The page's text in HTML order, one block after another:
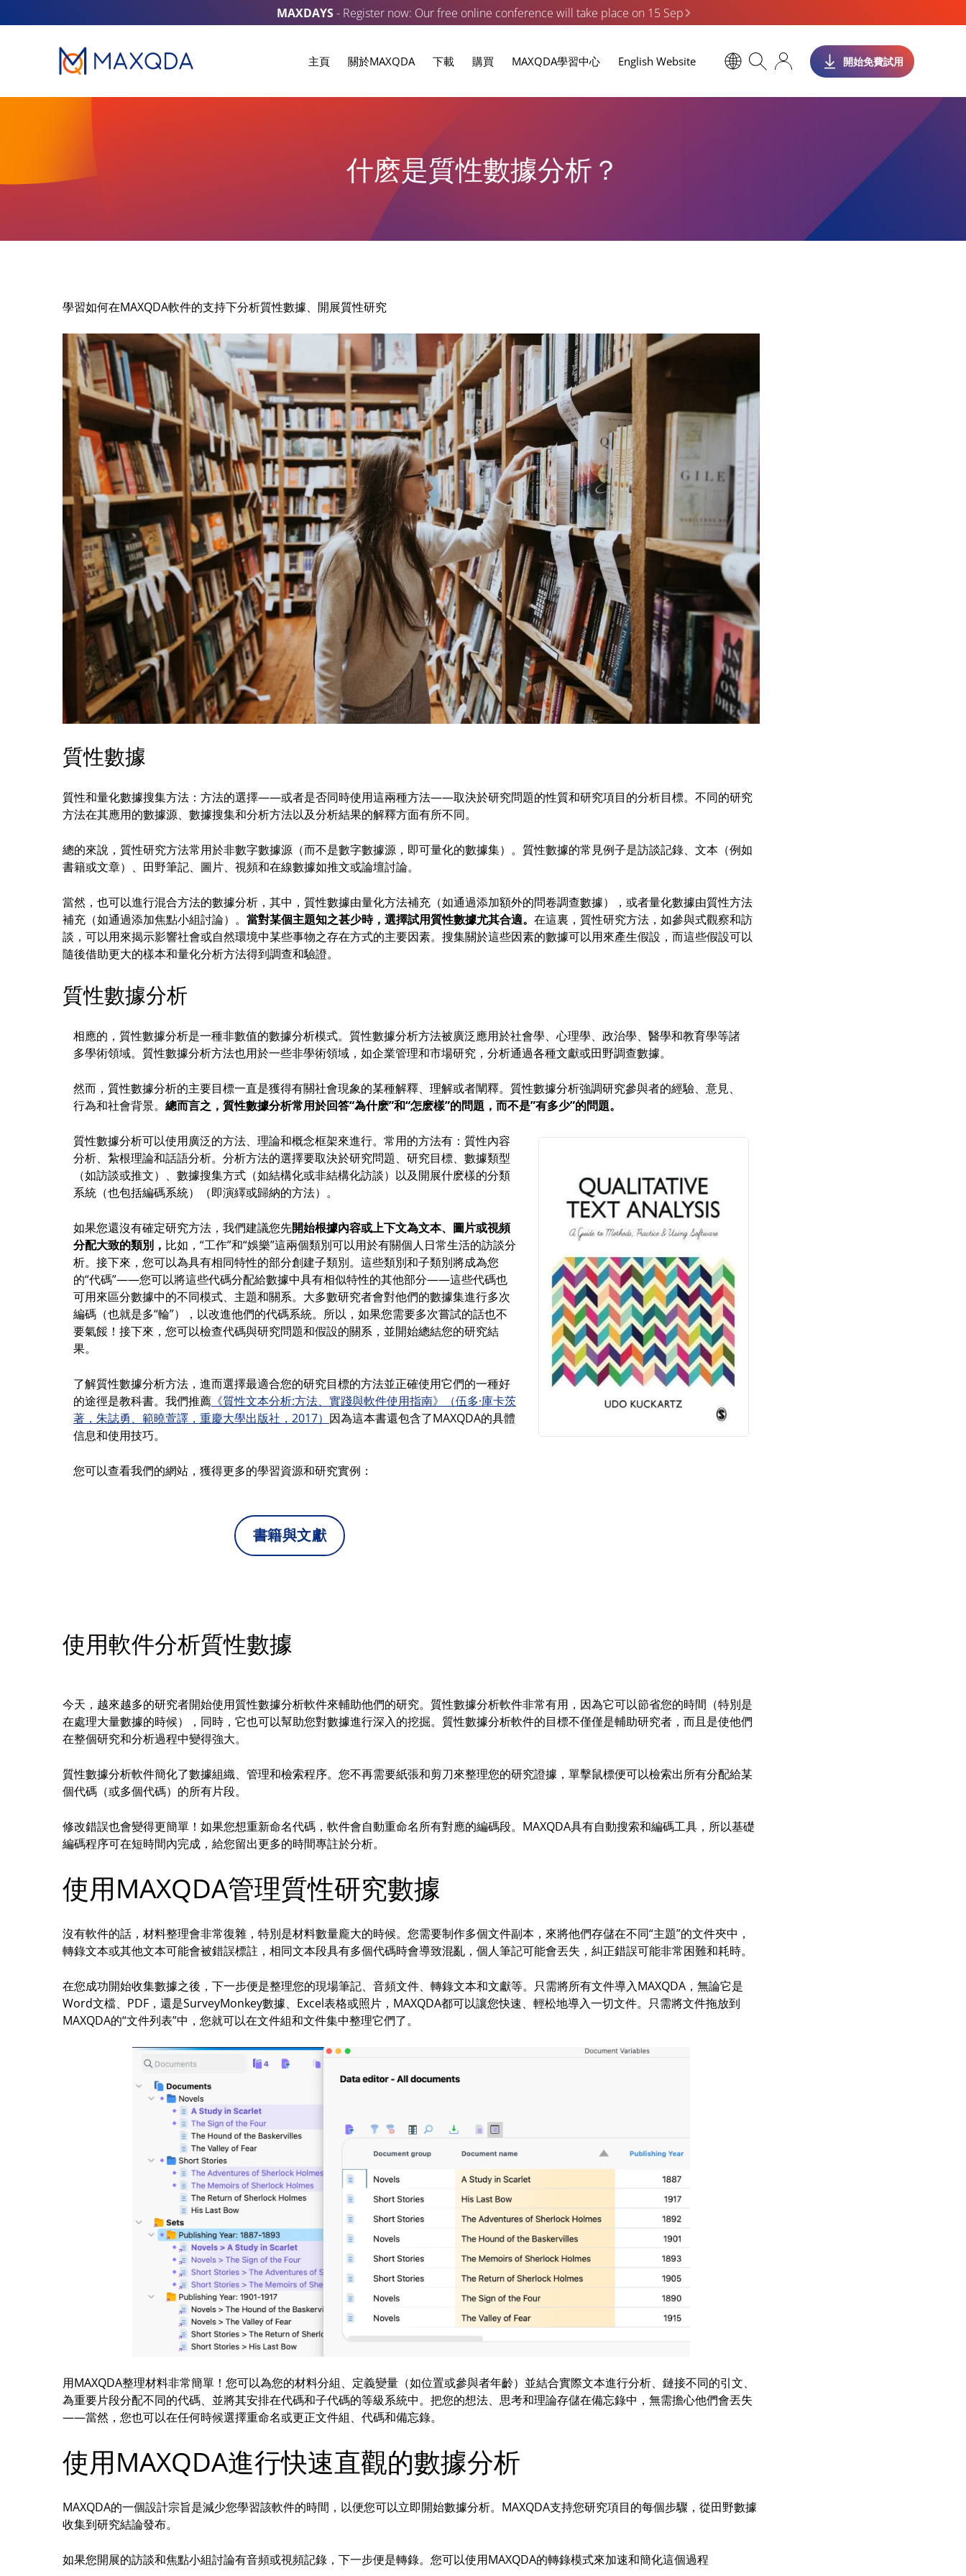
MAXDAYS- Register now: Our free online conference will take place on 15 Sep
主頁 關於MAXQDA 下載 購買 MAXQDA學習中心 English Website 開始免費試用
什麽是質性數據分析？
學習如何在MAXQDA軟件的支持下分析質性數據、開展質性研究
質性數據
質性和量化數據搜集方法：方法的選擇——或者是否同時使用這兩種方法——取決於研究問題的性質和研究項目的分析目標。不同的研究
方法在其應用的數據源、數據搜集和分析方法以及分析結果的解釋方面有所不同。
總的來說，質性研究方法常用於非數字數據源（而不是數字數據源，即可量化的數據集）。質性數據的常見例子是訪談記錄、文本（例如
書籍或文章）、田野筆記、圖片、視頻和在線數據如推文或論壇討論。
當然，也可以進行混合方法的數據分析，其中，質性數據由量化方法補充（如通過添加額外的問卷調查數據），或者量化數據由質性方法
補充（如通過添加焦點小組討論）。 當對某個主題知之甚少時，選擇試用質性數據尤其合適。 在這裏，質性研究方法，如參與式觀察和訪
談，可以用來揭示影響社會或自然環境中某些事物之存在方式的主要因素。搜集關於這些因素的數據可以用來產生假設，而這些假設可以
隨後借助更大的樣本和量化分析方法得到調查和驗證。
質性數據分析
相應的，質性數據分析是一種非數值的數據分析模式。質性數據分析方法被廣泛應用於社會學、心理學、政治學、醫學和教育學等諸
多學術領域。質性數據分析方法也用於一些非學術領域，如企業管理和市場研究，分析通過各種文獻或田野調查數據。
然而，質性數據分析的主要目標一直是獲得有關社會現象的某種解釋、理解或者闡釋。質性數據分析強調研究參與者的經驗、意見、
行為和社會背景。 總而言之，質性數據分析常用於回答“為什麽”和“怎麽樣”的問題，而不是”有多少”的問題。
質性數據分析可以使用廣泛的方法、理論和概念框架來進行。常用的方法有：質性內容
分析、紮根理論和話語分析。分析方法的選擇要取決於研究問題、研究目標、數據類型
（如訪談或推文）、數據搜集方式（如結構化或非結構化訪談）以及開展什麽樣的分類
系統（也包括編碼系統）（即演繹或歸納的方法）。
如果您還沒有確定研究方法，我們建議您先開始根據內容或上下文為文本、圖片或視頻
分配大致的類別， 比如，“工作”和“娛樂”這兩個類別可以用於有關個人日常生活的訪談分
析。接下來，您可以為具有相同特性的部分創建子類別。這些類別和子類別將成為您
的“代碼”——您可以將這些代碼分配給數據中具有相似特性的其他部分——這些代碼也
可用來區分數據中的不同模式、主題和關系。大多數研究者會對他們的數據集進行多次
編碼（也就是多“輪”），以改進他們的代碼系統。所以，如果您需要多次嘗試的話也不
要氣餒！接下來，您可以檢查代碼與研究問題和假設的關系，並開始總結您的研究結
果。
了解質性數據分析方法，進而選擇最適合您的研究目標的方法並正確使用它們的一種好
的途徑是教科書。我們推薦 《質性文本分析:方法、實踐與軟件使用指南》（伍多·庫卡茨
著，朱誌勇、範曉萱譯，重慶大學出版社，2017） 因為這本書還包含了MAXQDA的具體
信息和使用技巧。
您可以查看我們的網站，獲得更多的學習資源和研究實例：
書籍與文獻
使用軟件分析質性數據
今天，越來越多的研究者開始使用質性數據分析軟件來輔助他們的研究。質性數據分析軟件非常有用，因為它可以節省您的時間（特別是
在處理大量數據的時候），同時，它也可以幫助您對數據進行深入的挖掘。質性數據分析軟件的目標不僅僅是輔助研究者，而且是使他們
在整個研究和分析過程中變得強大。
質性數據分析軟件簡化了數據組織、管理和檢索程序。您不再需要紙張和剪刀來整理您的研究證據，單擊鼠標便可以檢索出所有分配給某
個代碼（或多個代碼）的所有片段。
修改錯誤也會變得更簡單！如果您想重新命名代碼，軟件會自動重命名所有對應的編碼段。MAXQDA具有自動搜索和編碼工具，所以基礎
編碼程序可在短時間內完成，給您留出更多的時間專註於分析。
使用MAXQDA管理質性研究數據
沒有軟件的話，材料整理會非常復雜，特別是材料數量龐大的時候。您需要制作多個文件副本，來將他們存儲在不同“主題”的文件夾中，
轉錄文本或其他文本可能會被錯誤標註，相同文本段具有多個代碼時會導致混亂，個人筆記可能會丟失，糾正錯誤可能非常困難和耗時。
在您成功開始收集數據之後，下一步便是整理您的現場筆記、音頻文件、轉錄文本和文獻等。只需將所有文件導入MAXQDA，無論它是
Word文檔、PDF，還是SurveyMonkey數據、Excel表格或照片，MAXQDA都可以讓您快速、輕松地導入一切文件。只需將文件拖放到
MAXQDA的“文件列表”中，您就可以在文件組和文件集中整理它們了。
用MAXQDA整理材料非常簡單！您可以為您的材料分組、定義變量（如位置或參與者年齡）並結合實際文本進行分析、鏈接不同的引文、
為重要片段分配不同的代碼、並將其安排在代碼和子代碼的等級系統中。把您的想法、思考和理論存儲在備忘錄中，無需擔心他們會丟失
——當然，您也可以在任何時候選擇重命名或更正文件組、代碼和備忘錄。
使用MAXQDA進行快速直觀的數據分析
MAXQDA的一個設計宗旨是減少您學習該軟件的時間，以便您可以立即開始數據分析。MAXQDA支持您研究項目的每個步驟，從田野數據
收集到研究結論發布。
如果您開展的訪談和焦點小組討論有音頻或視頻記錄，下一步便是轉錄。您可以使用MAXQDA的轉錄模式來加速和簡化這個過程